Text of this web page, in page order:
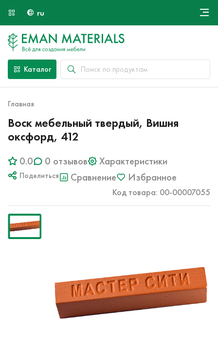
ru
Оплата и доставка
Каталог
Главная
Воск мебельный твердый, Вишня
оксфорд, 412
0.0 0 отзывов Характеристики
Поделиться Сравнение Избранное
Код товара: 00-00007055